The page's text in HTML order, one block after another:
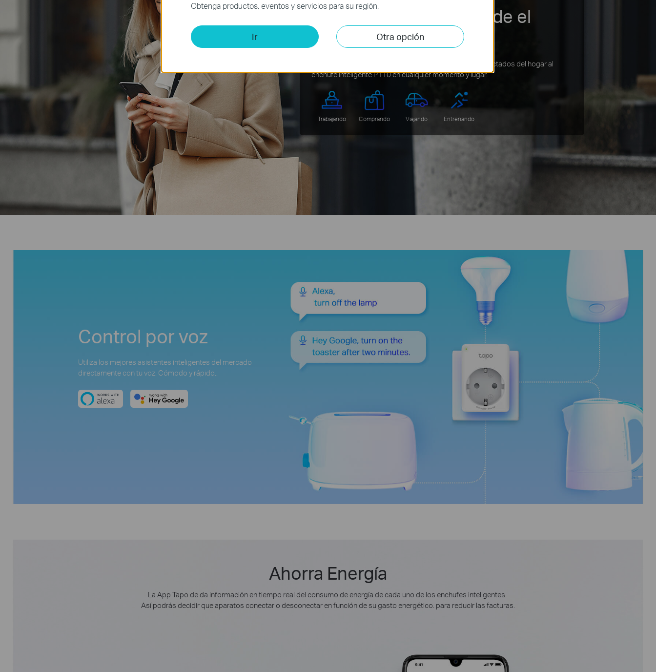
Control inteligente desde el
móvil
Controla desde la App Tapo todos los dispositivos conectados del hogar al
enchufe inteligente P110 en cualquier momento y lugar.
Trabajando Comprando Viajando Entrenando
Control por voz
Utiliza los mejores asistentes inteligentes del mercado
directamente con tu voz. Cómodo y rápido..
Ahorra Energía
La App Tapo de da información en tiempo real del consumo de energía de cada uno de los enchufes inteligentes.
Así podrás decidir que aparatos conectar o desconectar en función de su gasto energético. para reducir las facturas.
Obtenga productos, eventos y servicios para su región.
Ir Otra opción